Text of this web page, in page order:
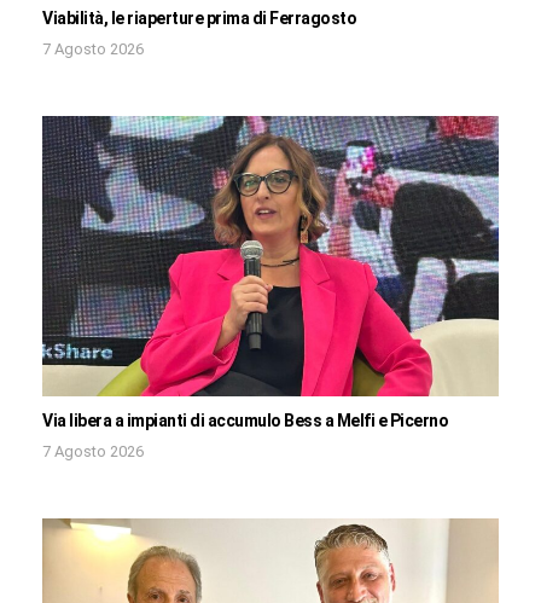
Viabilità, le riaperture prima di Ferragosto
7 Agosto 2026
Via libera a impianti di accumulo Bess a Melfi e Picerno
7 Agosto 2026